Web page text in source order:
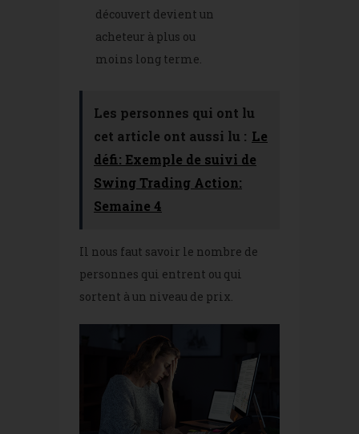
découvert devient un
acheteur à plus ou
moins long terme.
Les personnes qui ont lu
cet article ont aussi lu : Le
défi: Exemple de suivi de
Swing Trading Action:
Semaine 4
Il nous faut savoir le nombre de
personnes qui entrent ou qui
sortent à un niveau de prix.